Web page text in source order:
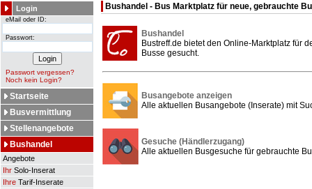
Login
eMail oder ID:
Passwort:
Passwort vergessen?
Noch kein Login?
Startseite
Busvermittlung
Stellenangebote
Bushandel
Angebote
Ihr Solo-Inserat
Ihre Tarif-Inserate
Bushandel - Bus Marktplatz für neue, gebrauchte
Bushandel
Bustreff.de bietet den Online-Marktplatz für
Busse gesucht.
Busangebote anzeigen
Alle aktuellen Busangebote (Inserate) mit
Gesuche (Händlerzugang)
Alle aktuellen Busgesuche für gebrauchte